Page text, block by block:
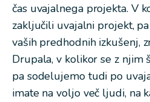
čas uvajalnega projekta. V
zaključili uvajalni projekt,
vaših predhodnih izkušenj,
Drupala, v kolikor se z njim
pa sodelujemo tudi po
imate na voljo več ljudi, na